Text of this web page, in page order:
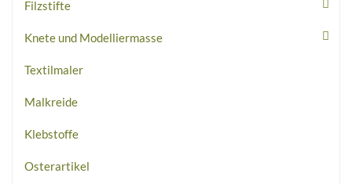
Filzstifte
Knete und Modelliermasse
Textilmaler
Malkreide
Klebstoffe
Osterartikel